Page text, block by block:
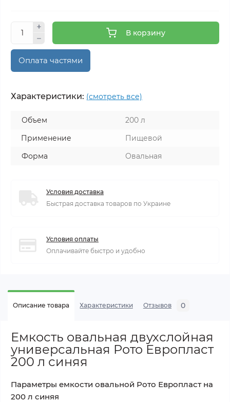
В корзину
Оплата частями
Характеристики: (смотреть все)
Объем
200 л
Применение
Пищевой
Форма
Овальная
Условия доставка
Быстрая доставка товаров по Украине
Условия оплаты
Оплачивайте быстро и удобно
Описание товара Характеристики Отзывов 0
Емкость овальная двухслойная
универсальная Рото Европласт
200 л синяя
Параметры емкости овальной Рото Европласт на
200 л синяя